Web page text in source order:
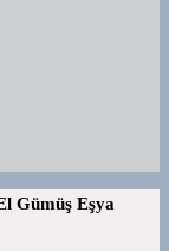
Gümüş Eşya